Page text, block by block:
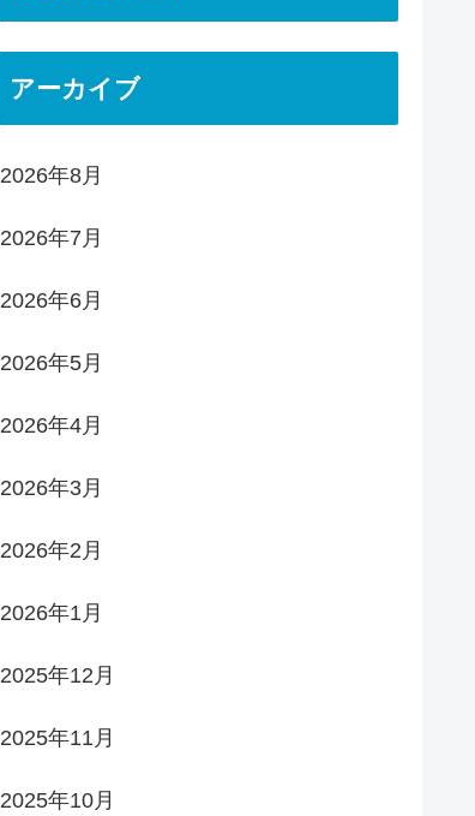
アーカイブ
2026年8月
2026年7月
2026年6月
2026年5月
2026年4月
2026年3月
2026年2月
2026年1月
2025年12月
2025年11月
2025年10月